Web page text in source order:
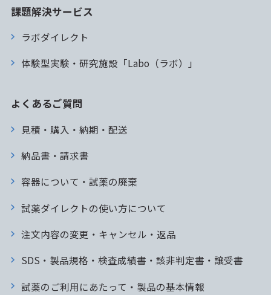
課題解決サービス
ラボダイレクト
体験型実験・研究施設「Labo（ラボ）」
よくあるご質問
見積・購入・納期・配送
納品書・請求書
容器について・試薬の廃棄
試薬ダイレクトの使い方について
注文内容の変更・キャンセル・返品
SDS・製品規格・検査成績書・該非判定書・譲受書
試薬のご利用にあたって・製品の基本情報